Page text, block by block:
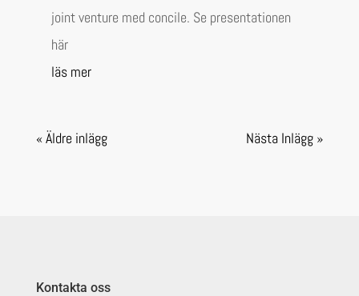
joint venture med concile. Se presentationen
här
läs mer
« Äldre inlägg Nästa Inlägg »
Kontakta oss